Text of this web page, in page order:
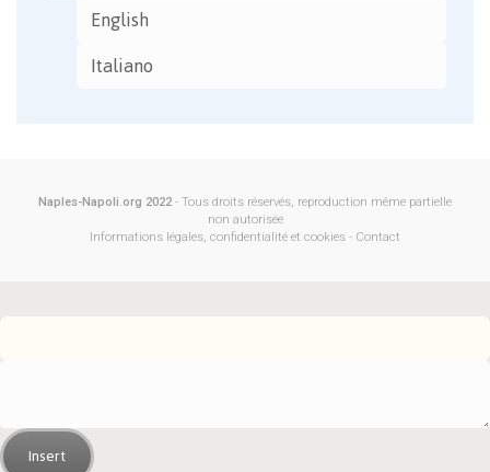
English
Italiano
Naples-Napoli.org 2022 - Tous droits réservés, reproduction même partielle
non autorisée
Informations légales, confidentialité et cookies - Contact
Insert